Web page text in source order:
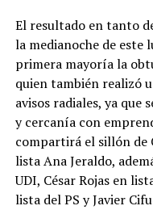
El resultado en tanto
la medianoche de este
primera mayoría la
quien también realizó
avisos radiales, ya
y cercanía con
compartirá el sillón de
lista Ana Jeraldo,
UDI, César Rojas en
lista del PS y Javier